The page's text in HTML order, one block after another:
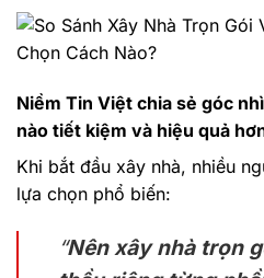
Niềm Tin Việt chia sẻ góc
nào tiết kiệm và hiệu quả
Khi bắt đầu xây nhà, nhiều
lựa chọn phổ biến:
“Nên xây nhà trọn